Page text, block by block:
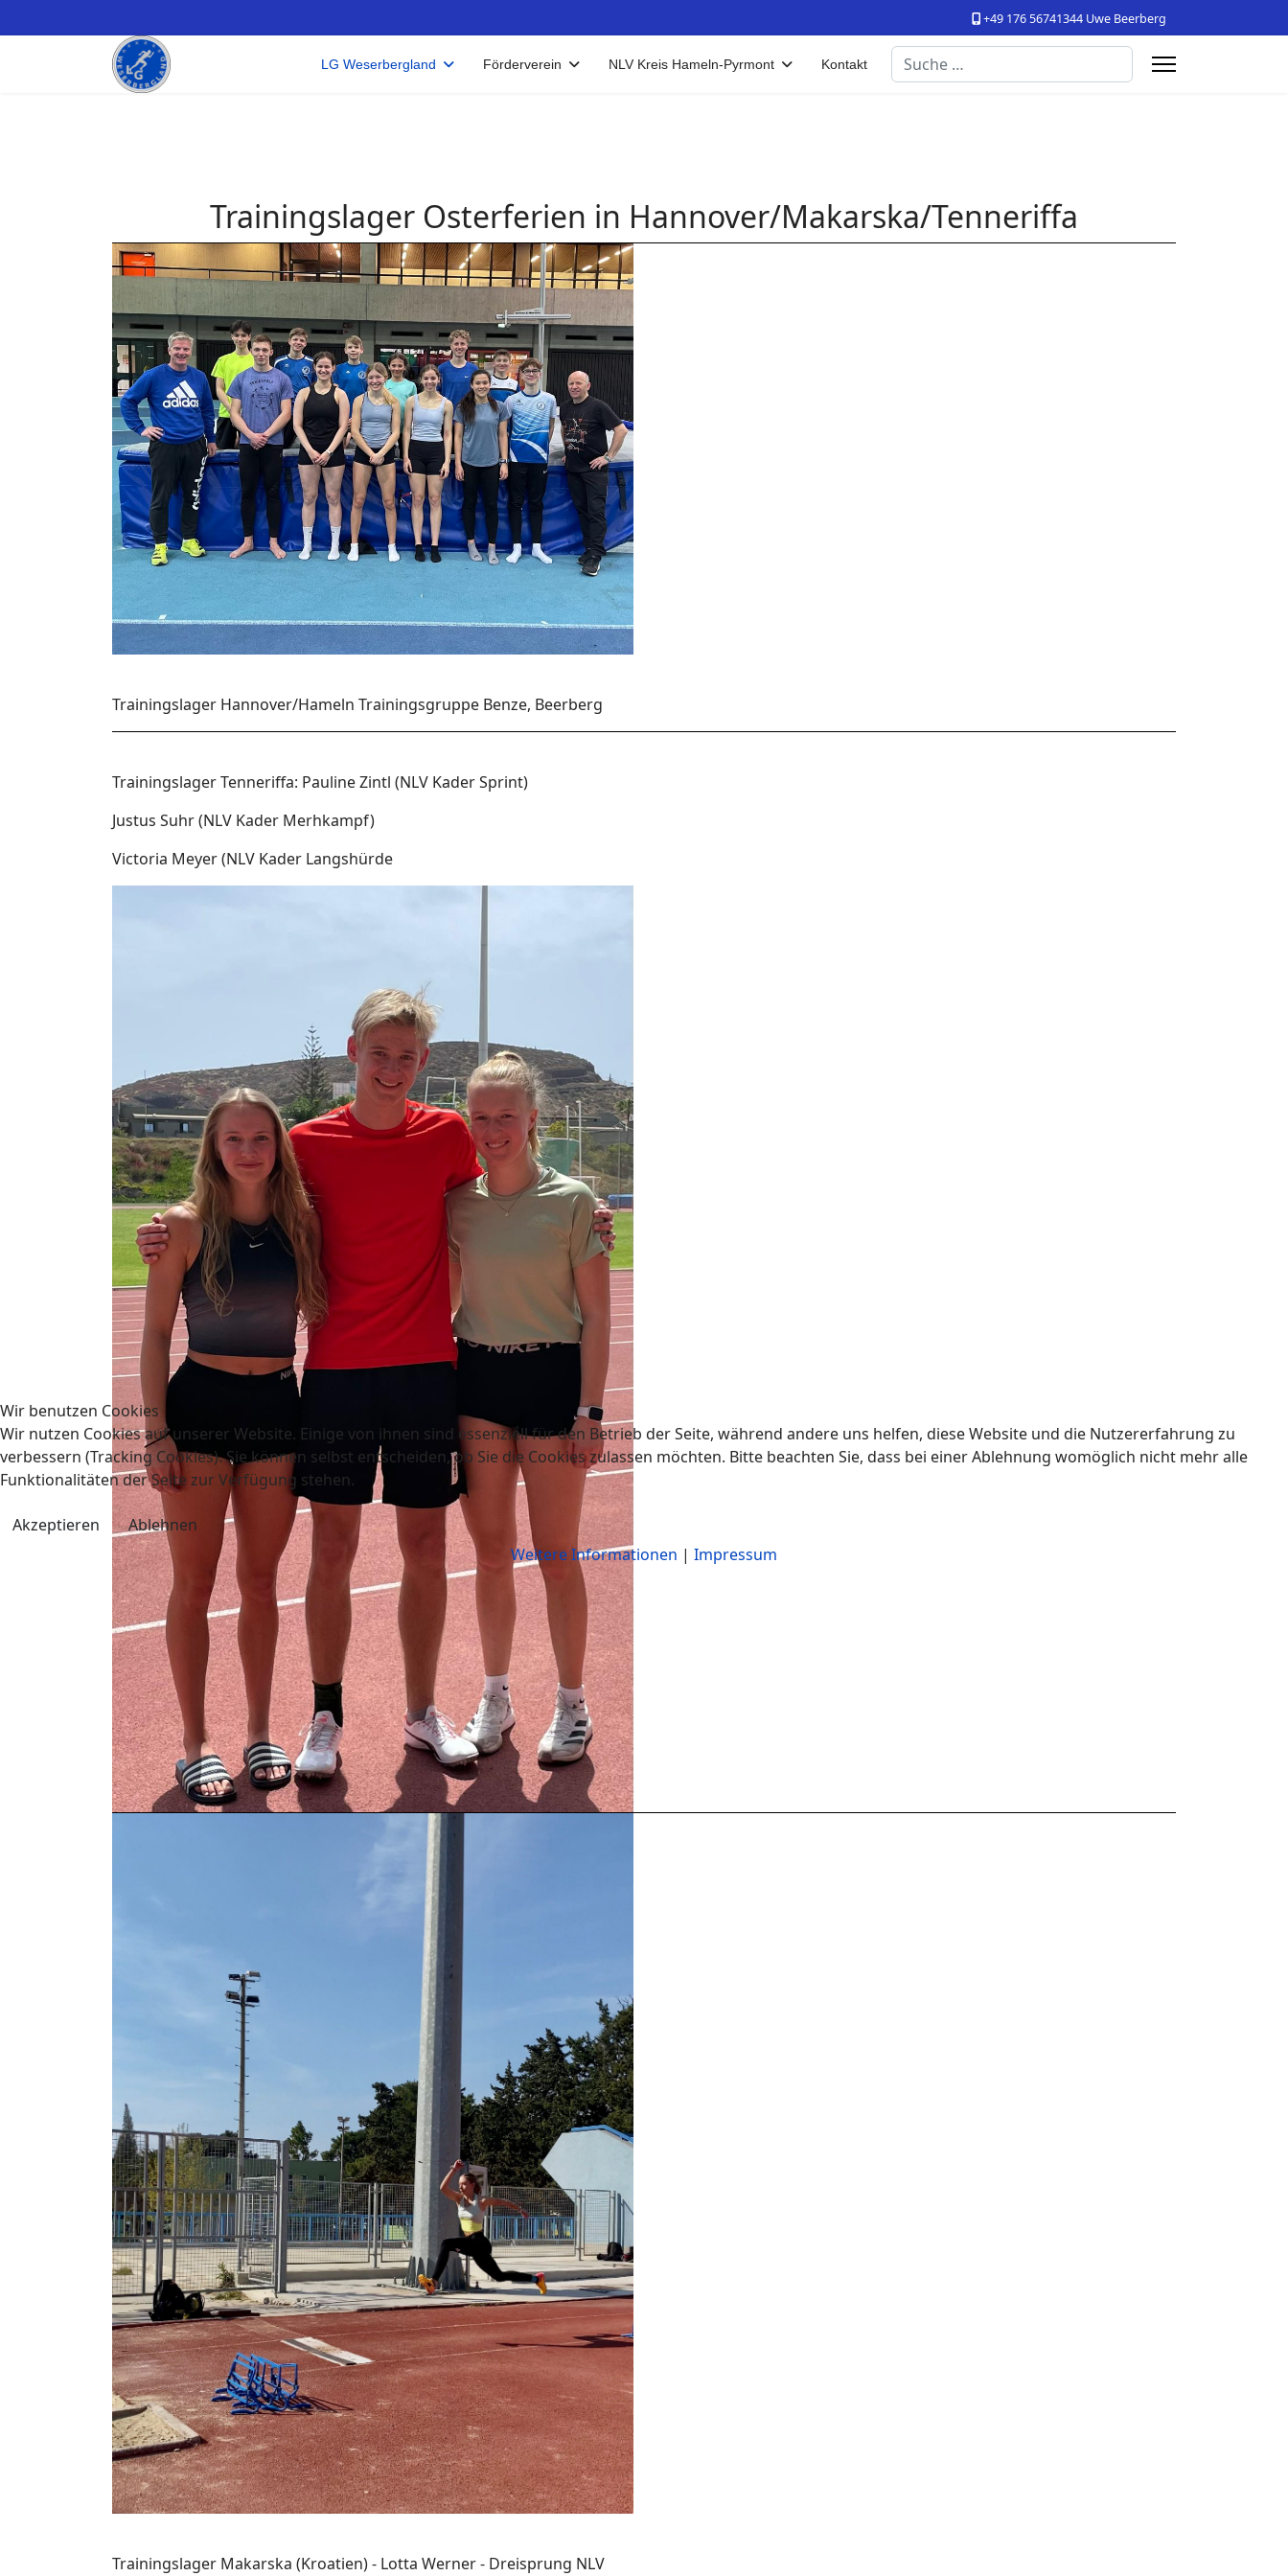
+49 176 56741344 Uwe Beerberg
LG Weserbergland Förderverein NLV Kreis Hameln-Pyrmont Kontakt Suchen
Trainingslager Osterferien in Hannover/Makarska/Tenneriffa
Trainingslager Hannover/Hameln Trainingsgruppe Benze, Beerberg
Trainingslager Tenneriffa: Pauline Zintl (NLV Kader Sprint)
Justus Suhr (NLV Kader Merhkampf)
Victoria Meyer (NLV Kader Langshürde
Trainingslager Makarska (Kroatien) - Lotta Werner - Dreisprung NLV
Wir benutzen Cookies
Wir nutzen Cookies auf unserer Website. Einige von ihnen sind essenziell für den Betrieb der Seite, während andere uns helfen, diese Website und die Nutzererfahrung zu
verbessern (Tracking Cookies). Sie können selbst entscheiden, ob Sie die Cookies zulassen möchten. Bitte beachten Sie, dass bei einer Ablehnung womöglich nicht mehr alle
Funktionalitäten der Seite zur Verfügung stehen.
Akzeptieren
Ablehnen
Weitere Informationen | Impressum